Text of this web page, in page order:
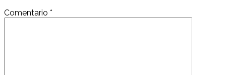
Comentario *